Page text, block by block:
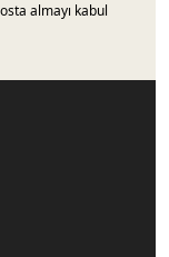
almayı kabul